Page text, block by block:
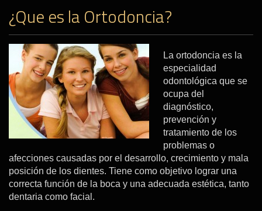
¿Que es la Ortodoncia?
La ortodoncia es la
especialidad
odontológica que se
ocupa del
diagnóstico,
prevención y
tratamiento de los
problemas o
afecciones causadas por el desarrollo, crecimiento y mala
posición de los dientes. Tiene como objetivo lograr una
correcta función de la boca y una adecuada estética, tanto
dentaria como facial.